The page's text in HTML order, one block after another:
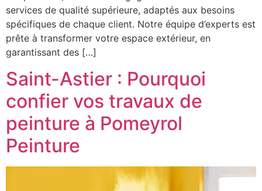
services de qualité supérieure, adaptés aux besoins
spécifiques de chaque client. Notre équipe d’experts est
prête à transformer votre espace extérieur, en
garantissant des […]
Saint-Astier : Pourquoi
confier vos travaux de
peinture à Pomeyrol
Peinture